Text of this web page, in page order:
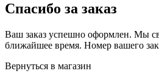
Спасибо за заказ
Ваш заказ успешно оформлен. Мы
ближайшее время. Номер вашего
Вернуться в магазин